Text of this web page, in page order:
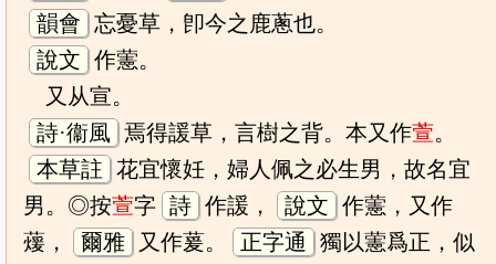
韻會 忘憂草，卽今之鹿蔥也。
說文 作藼。
又从宣。
詩·衞風 焉得諼草，言樹之背。本又作萱。
本草註 花宜懷妊，婦人佩之必生男，故名宜
男。◎按萱字 詩 作諼， 說文 作藼，又作
蕿，
爾雅 又作萲。 正字通 獨以藼爲正，似